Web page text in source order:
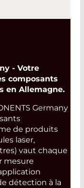
- Votre
composants
en Allemagne.
Germany
de produits
laser,
vaut chaque
mesure
détection à la